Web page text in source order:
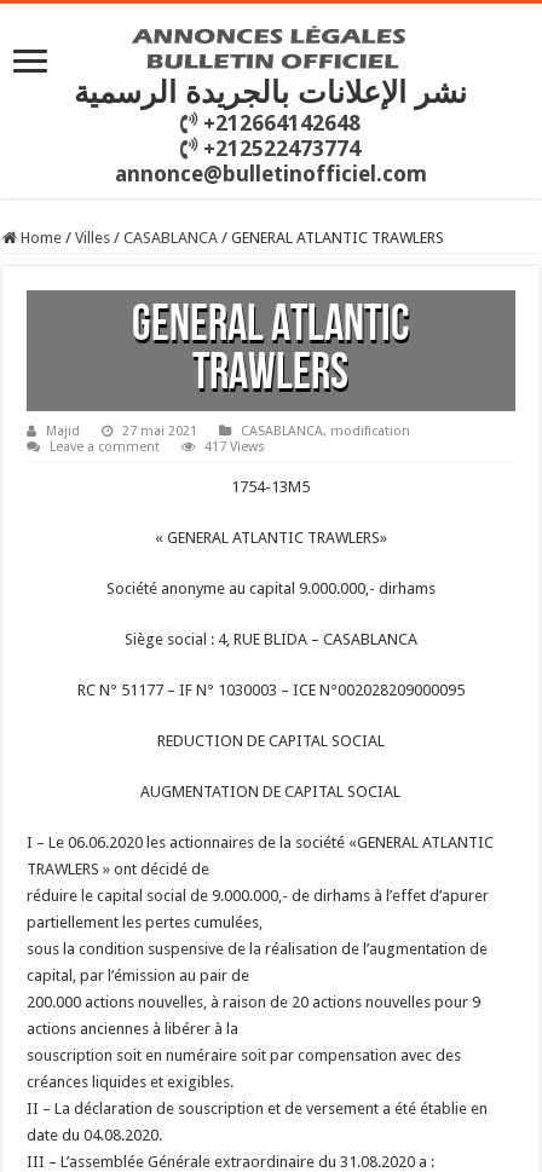
نشر الإعلانات بالجريدة الرسمية
+212664142648
+212522473774
annonce@bulletinofficiel.com
Home / Villes / CASABLANCA / GENERAL ATLANTIC TRAWLERS
GENERAL ATLANTIC
TRAWLERS
Majid 27 mai 2021 CASABLANCA, modification
Leave a comment
417 Views
1754-13M5
« GENERAL ATLANTIC TRAWLERS»
Société anonyme au capital 9.000.000,- dirhams
Siège social : 4, RUE BLIDA – CASABLANCA
RC N° 51177 – IF N° 1030003 – ICE N°002028209000095
REDUCTION DE CAPITAL SOCIAL
AUGMENTATION DE CAPITAL SOCIAL
I – Le 06.06.2020 les actionnaires de la société «GENERAL ATLANTIC
TRAWLERS » ont décidé de
réduire le capital social de 9.000.000,- de dirhams à l’effet d’apurer
partiellement les pertes cumulées,
sous la condition suspensive de la réalisation de l’augmentation de
capital, par l’émission au pair de
200.000 actions nouvelles, à raison de 20 actions nouvelles pour 9
actions anciennes à libérer à la
souscription soit en numéraire soit par compensation avec des
créances liquides et exigibles.
II – La déclaration de souscription et de versement a été établie en
date du 04.08.2020.
III – L’assemblée Générale extraordinaire du 31.08.2020 a :